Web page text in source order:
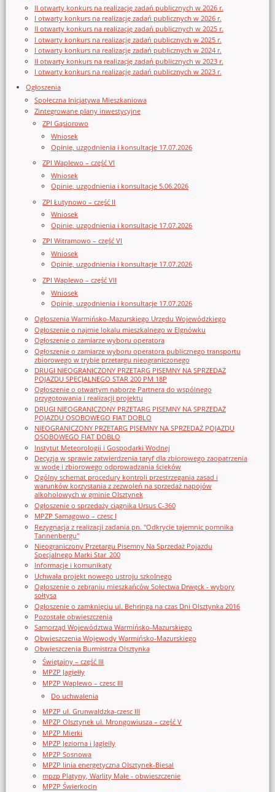
II otwarty konkurs na realizację zadań publicznych w 2026 r.
I otwarty konkurs na realizację zadań publicznych w 2026 r.
II otwarty konkurs na realizację zadań publicznych w 2025 r.
I otwarty konkurs na realizację zadań publicznych w 2025 r.
I otwarty konkurs na realizację zadań publicznych w 2024 r.
II otwarty konkurs na realizację zadań publicznych w 2023 r.
I otwarty konkurs na realizację zadań publicznych w 2023 r.
Ogłoszenia
Społeczna Inicjatywa Mieszkaniowa
Zintegrowane plany inwestycyjne
ZPI Gąsiorowo
Wniosek
Opinie, uzgodnienia i konsultacje 17.07.2026
ZPI Waplewo – część VI
Wniosek
Opinie, uzgodnienia i konsultacje 5.06.2026
ZPI Łutynowo – część II
Wniosek
Opinie, uzgodnienia i konsultacje 17.07.2026
ZPI Witramowo – część VI
Wniosek
Opinie, uzgodnienia i konsultacje 17.07.2026
ZPI Waplewo – część VII
Wniosek
Opinie, uzgodnienia i konsultacje 17.07.2026
Ogłoszenia Warmińsko-Mazurskiego Urzędu Wojewódzkiego
Ogłoszenie o najmie lokalu mieszkalnego w Elgnówku
Ogłoszenie o zamiarze wyboru operatora
Ogłoszenie o zamiarze wyboru operatora publicznego transportu
zbiorowego w trybie przetargu nieograniczonego
DRUGI NIEOGRANICZONY PRZETARG PISEMNY NA SPRZEDAŻ
POJAZDU SPECJALNEGO STAR 200 PM 18P
Ogłoszenie o otwartym naborze Partnera do wspólnego
przygotowania i realizacji projektu
DRUGI NIEOGRANICZONY PRZETARG PISEMNY NA SPRZEDAŻ
POJAZDU OSOBOWEGO FIAT DOBLO
NIEOGRANICZONY PRZETARG PISEMNY NA SPRZEDAŻ POJAZDU
OSOBOWEGO FIAT DOBLO
Instytut Meteorologii i Gospodarki Wodnej
Decyzja w sprawie zatwierdzenia taryf dla zbiorowego zaopatrzenia
w wodę i zbiorowego odprowadzania ścieków
Ogólny schemat procedury kontroli przestrzegania zasad i
warunków korzystania z zezwoleń na sprzedaż napojów
alkoholowych w gminie Olsztynek
Ogłoszenie o sprzedaży ciągnika Ursus C-360
MPZP Samagowo – czesc I
Rezygnacja z realizacji zadania pn. "Odkrycie tajemnic pomnika
Tannenbergu"
Nieograniczony Przetargu Pisemny Na Sprzedaż Pojazdu
Specjalnego Marki Star_200
Informacje i komunikaty
Uchwała projekt nowego ustroju szkolnego
Ogłoszenie o zebraniu mieszkańców Sołectwa Drwęck - wybory
sołtysa
Ogłoszenie o zamknięciu ul. Behringa na czas Dni Olsztynka 2016
Pozostałe obwieszczenia
Samorząd Województwa Warmińsko-Mazurskiego
Obwieszczenia Wojewody Warmińsko-Mazurskiego
Obwieszczenia Burmistrza Olsztynka
Świętajny – część III
MPZP Jagiełły
MPZP Waplewo – czesc III
Do uchwalenia
MPZP ul. Grunwaldzka-czesc III
MPZP Olsztynek ul. Mrongowiusza – część V
MPZP Mierki
MPZP Jeziorna i Jagielly
MPZP Sosnowa
MPZP linia energetyczna Olsztynek-Biesal
mpzp Platyny, Warlity Małe - obwieszczenie
MPZP Świerkocin